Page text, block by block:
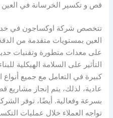
قص و تكسير الخرسانة في العين
تتخصص شركة اوكساجون في
العين بمستويات متقدمة من
على معدات متطورة وتقنيات
التأثير على السلامة الهيكلية
كبيرة في التعامل مع جميع
عادية، لذلك، يتم إنجاز
بسرعة وفعالية. أيضًا، توفر
تواجه العملاء خلال عمليات